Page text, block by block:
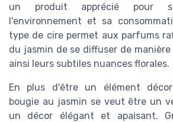
un produit apprécié pour
l'environnement et sa
type de cire permet aux parfums
du jasmin de se diffuser de
ainsi leurs subtiles nuances florales.
En plus d'être un élément
bougie au jasmin se veut être un
un décor élégant et apaisant.